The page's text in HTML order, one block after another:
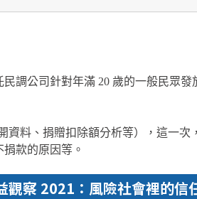
調公司針對年滿 20 歲的一般民眾發
資料、捐贈扣除額分析等），這一
款的原因等。
觀察 2021：風險社會裡的信